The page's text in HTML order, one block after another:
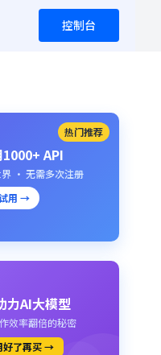
控制台
热门推荐
API
· 无需多次注册
用 →
力AI大模型
效率翻倍的秘密
好了再买 →